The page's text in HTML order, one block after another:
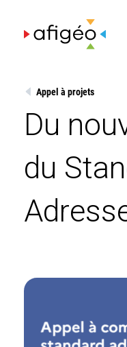
content
Appel à projets
Du
du